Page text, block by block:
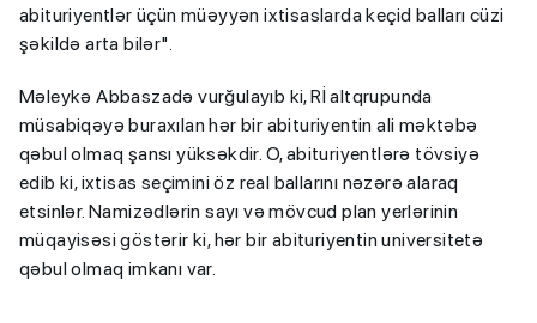
abituriyentlər üçün müəyyən ixtisaslarda keçid balları cüzi
şəkildə arta bilər".
Məleykə Abbaszadə vurğulayıb ki, Rİ altqrupunda
müsabiqəyə buraxılan hər bir abituriyentin ali məktəbə
qəbul olmaq şansı yüksəkdir. O, abituriyentlərə tövsiyə
edib ki, ixtisas seçimini öz real ballarını nəzərə alaraq
etsinlər. Namizədlərin sayı və mövcud plan yerlərinin
müqayisəsi göstərir ki, hər bir abituriyentin universitetə
qəbul olmaq imkanı var.